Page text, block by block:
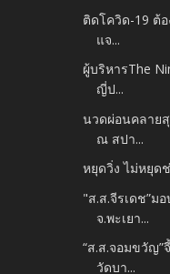
ติดโควิด-19 ต้อ
แจ...
ผู้บริหารThe
ญี่ป...
นวดผ่อนคลาย
ณ สปา...
หยุดวิ่ง ไม่หยุด
"ส.ส.จีรเดช”ม
จ.พะเยา...
“ส.ส.จอมขวัญ
วัดบา...